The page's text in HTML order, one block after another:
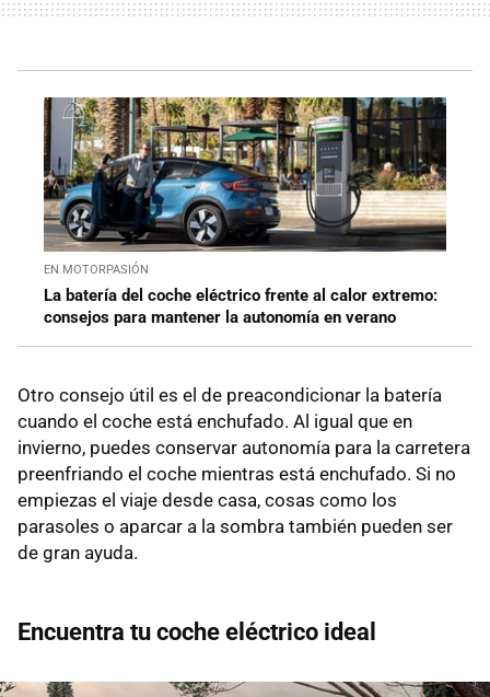
EN MOTORPASIÓN
La batería del coche eléctrico frente al calor extremo:
consejos para mantener la autonomía en verano
Otro consejo útil es el de preacondicionar la batería
cuando el coche está enchufado. Al igual que en
invierno, puedes conservar autonomía para la carretera
preenfriando el coche mientras está enchufado. Si no
empiezas el viaje desde casa, cosas como los
parasoles o aparcar a la sombra también pueden ser
de gran ayuda.
Encuentra tu coche eléctrico ideal